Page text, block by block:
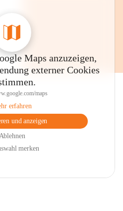
Maps anzuzeigen,
externer Cookies
maps
erfahren
und anzeigen
merken